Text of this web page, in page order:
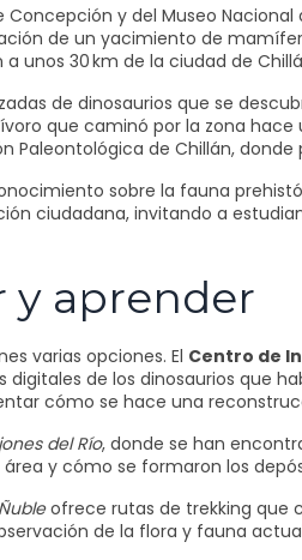
Concepción y del Museo
de un yacimiento de
unos 30 km de la ciudad de
de dinosaurios que se
que caminó por la zona hace
Paleontológica de Chillán,
sobre la fauna
ciudadana, invitando a
y aprender
varias opciones. El Centro de
de los dinosaurios que
cómo se hace una
del Río, donde se han
y cómo se formaron los
ofrece rutas de trekking que
de la flora y fauna